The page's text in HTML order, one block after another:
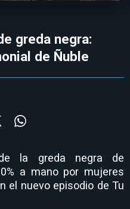
greda negra:
de Ñuble
la greda negra de
a mano por mujeres
el nuevo episodio de Tu